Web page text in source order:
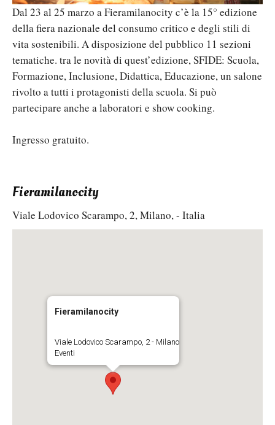
Dal 23 al 25 marzo a Fieramilanocity c’è la 15° edizione
della fiera nazionale del consumo critico e degli stili di
vita sostenibili. A disposizione del pubblico 11 sezioni
tematiche. tra le novità di quest’edizione, SFIDE: Scuola,
Formazione, Inclusione, Didattica, Educazione, un salone
rivolto a tutti i protagonisti della scuola. Si può
partecipare anche a laboratori e show cooking.
Ingresso gratuito.
Fieramilanocity
Viale Lodovico Scarampo, 2, Milano, - Italia
Fieramilanocity
Viale Lodovico Scarampo, 2 - Milano
Eventi